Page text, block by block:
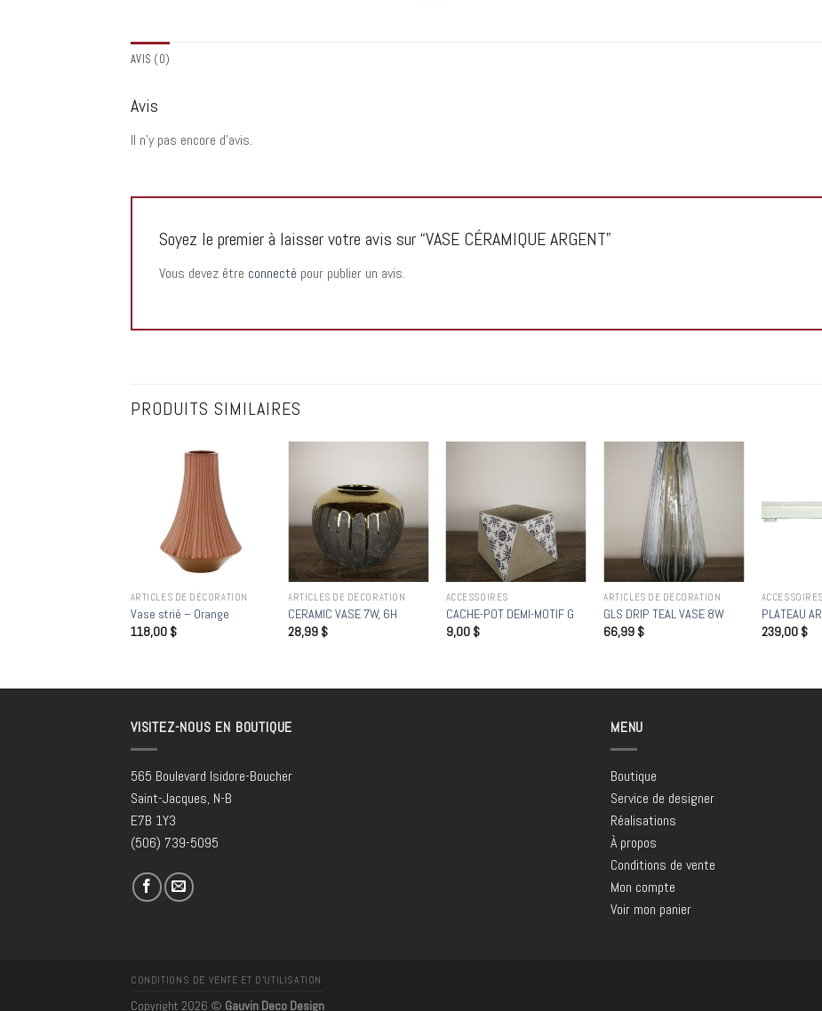
AVIS (0)
Avis
Il n’y pas encore d’avis.
Soyez le premier à laisser votre avis sur “VASE CÉRAMIQUE ARGENT”
Vous devez être connecté pour publier un avis.
PRODUITS SIMILAIRES
wishlist
ARTICLES DE DÉCORATION
Vase strié – Orange
118,00 $
Add to
wishlist
ARTICLES DE DÉCORATION
CERAMIC VASE 7W, 6H
28,99 $
ACCESSOIRES
CACHE-POT DEMI-MOTIF G
9,00 $
wishlist
ARTICLES DE DÉCORATION
GLS DRIP TEAL VASE 8W
66,99 $
ACCESSOIRES
PLATEAU
239,00 $
VISITEZ-NOUS EN BOUTIQUE
565 Boulevard Isidore-Boucher
Saint-Jacques, N-B
E7B 1Y3
(506) 739-5095
MENU
Boutique
Service de designer
Réalisations
À propos
Conditions de vente
Mon compte
Voir mon panier
CONDITIONS DE VENTE ET D’UTILISATION
Copyright 2026 © Gauvin Deco Design